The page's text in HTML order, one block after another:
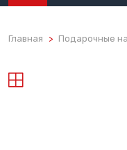
Главная Подарочные